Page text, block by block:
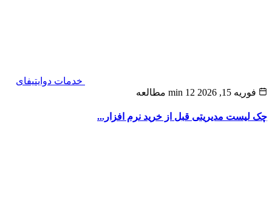
خدمات دوایتیفای
15, 2026
12 min مطالعه
مدیریتی قبل از خرید نرم‌ افزار...